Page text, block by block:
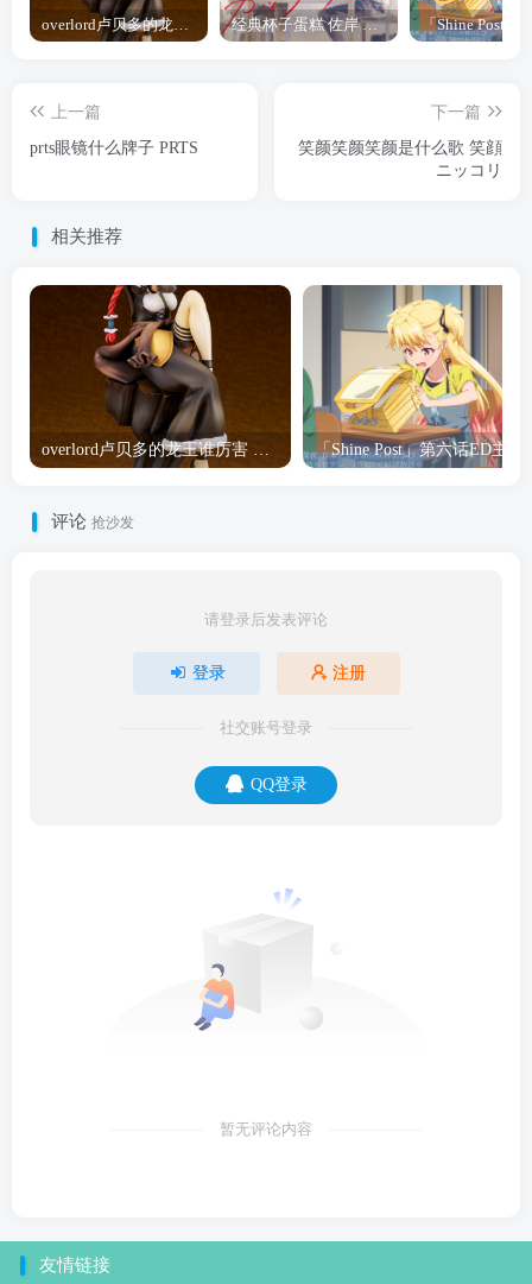
经典杯子蛋糕 佐岸 漫画「经典杯子蛋糕」宣布真人日剧化
上一篇
prts眼镜什么牌子 PRTS
下一篇
笑颜笑颜笑颜是什么歌 笑顔
ニッコリ
相关推荐
评论 抢沙发
请登录后发表评论
登录 注册
社交账号登录
QQ登录
暂无评论内容
友情链接